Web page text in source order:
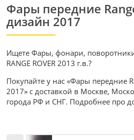
Фары передние
дизайн 2017
Ищете Фары, фонари, поворотники
RANGE ROVER 2013 г.в.?
Покупайте у нас «Фары передние
2017» с доставкой в Москве,
города РФ и СНГ. Подробнее про